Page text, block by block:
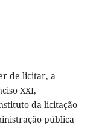
de licitar, a
XXI,
da licitação
pública